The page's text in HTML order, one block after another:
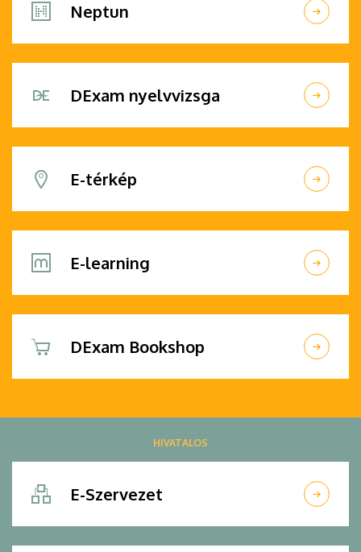
Neptun
DExam nyelvvizsga
E-térkép
E-learning
DExam Bookshop
HIVATALOS
E-Szervezet